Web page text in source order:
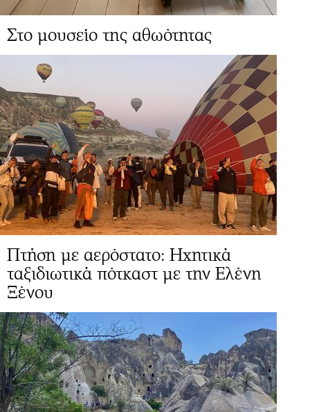
Στο μουσείο της αθωότητας
Πτήση με αερόστατο: Ηχητικά
ταξιδιωτικά πότκαστ με την Ελένη
Ξένου